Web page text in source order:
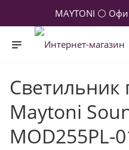
MAYTONI ⚪
Светильник
Maytoni
MOD255PL-